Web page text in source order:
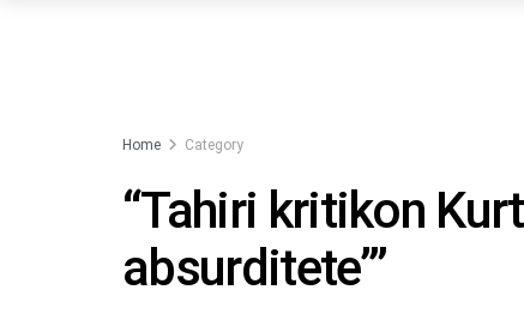
Home Category
“Tahiri kritikon
absurditete’”